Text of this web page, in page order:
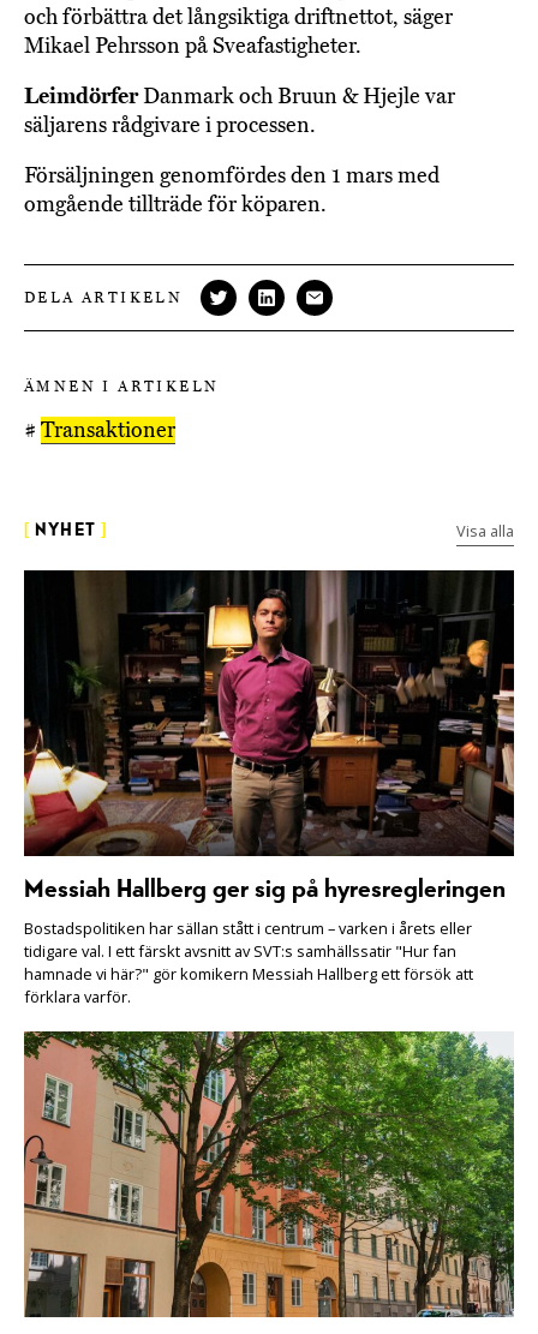
och förbättra det långsiktiga driftnettot, säger
Mikael Pehrsson på Sveafastigheter.
LeimdörferDanmark och Bruun & Hjejle var
säljarens rådgivare i processen.
Försäljningen genomfördes den 1 mars med
omgående tillträde för köparen.
DELA ARTIKELN
ÄMNEN I ARTIKELN
# Transaktioner
NYHET Visa alla
Messiah Hallberg ger sig på hyresregleringen
Bostadspolitiken har sällan stått i centrum – varken i årets eller
tidigare val. I ett färskt avsnitt av SVT:s samhällssatir "Hur fan
hamnade vi här?" gör komikern Messiah Hallberg ett försök att
förklara varför.